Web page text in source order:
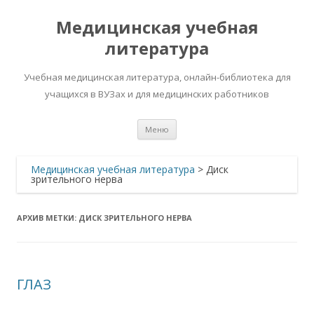
Медицинская учебная
литература
Учебная медицинская литература, онлайн-библиотека для
учащихся в ВУЗах и для медицинских работников
Меню
Медицинская учебная литература > Диск
зрительного нерва
АРХИВ МЕТКИ: ДИСК ЗРИТЕЛЬНОГО НЕРВА
ГЛАЗ